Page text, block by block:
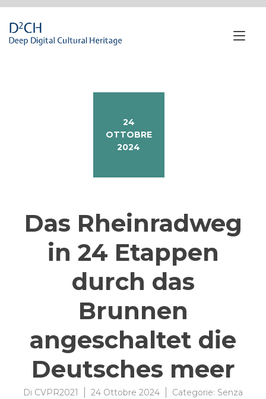
contenuto
24
OTTOBRE
2024
Das Rheinradweg
in 24 Etappen
durch das
Brunnen
angeschaltet die
Deutsches meer
Di CVPR2021 24 Ottobre 2024 Categorie: Senza